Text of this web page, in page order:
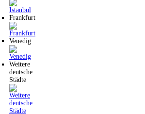
Frankfurt
Venedig
Weitere
deutsche
Städte